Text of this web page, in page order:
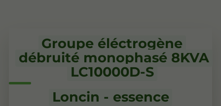
Groupe éléctrogène
débruité monophasé 8KVA
LC10000D-S
Loncin - essence